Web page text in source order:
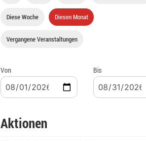
Diese Woche Diesen Monat
Vergangene Veranstaltungen
Von Bis
Aktionen